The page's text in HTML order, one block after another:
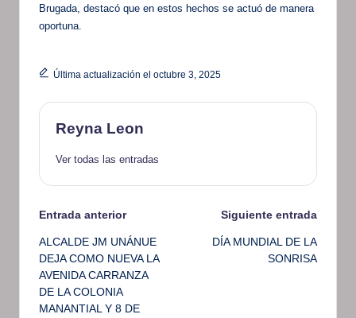
Brugada, destacó que en estos hechos se actuó de manera
oportuna.
Última actualización el octubre 3, 2025
Reyna Leon
Ver todas las entradas
Navegación
de
entradas
Entrada anterior
ALCALDE JM UNÁNUE
DEJA COMO NUEVA LA
AVENIDA CARRANZA
DE LA COLONIA
MANANTIAL Y 8 DE
Siguiente entrada
DÍA MUNDIAL DE LA
SONRISA